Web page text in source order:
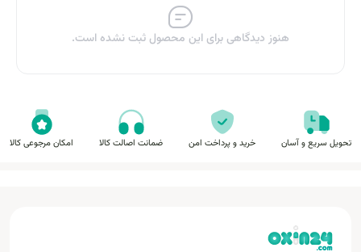
هنوز دیدگاهی برای این محصول ثبت نشده است.
تحویل سریع و آسان خرید و پرداخت امن ضمانت اصالت کالا امکان مرجوعی کالا